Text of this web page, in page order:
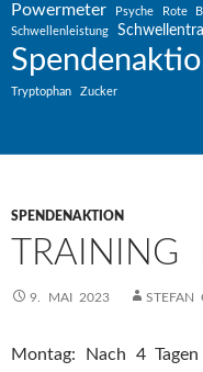
Powermeter Psyche Rote
Schwellenleistung
Tryptophan Zucker
SPENDENAKTION
9. MAI 2023 STEFAN
Montag: Nach 4